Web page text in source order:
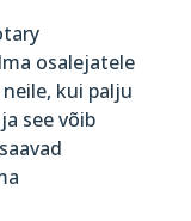
osalejatele
kui palju
see võib